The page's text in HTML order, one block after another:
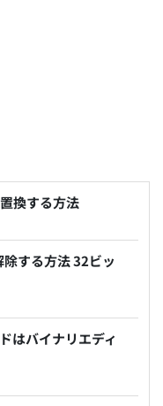
換する方法
する方法 32ビッ
はバイナリエディ